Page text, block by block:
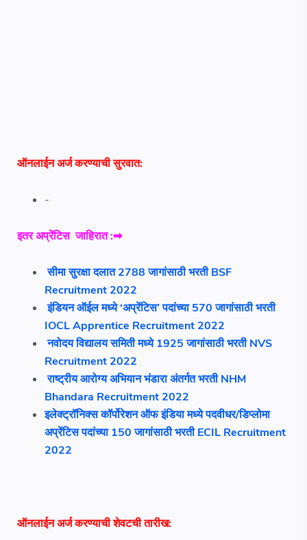
ऑनलाईन अर्ज करण्याची सुरवात:
-
इतरअप्रेंटिस जाहिरात :➡
सीमा सुरक्षा दलात 2788 जागांसाठी भरती BSF
Recruitment 2022
इंडियन ऑईल मध्ये ‘अप्रेंटिस’ पदांच्या 570 जागांसाठी भरती
IOCL Apprentice Recruitment 2022
नवोदय विद्यालय समिती मध्ये 1925 जागांसाठी भरती NVS
Recruitment 2022
राष्ट्रीय आरोग्य अभियान भंडारा अंतर्गत भरती NHM
Bhandara Recruitment 2022
इलेक्ट्रॉनिक्स कॉर्पोरेशन ऑफ इंडिया मध्ये पदवीधर/डिप्लोमा
अप्रेंटिस पदांच्या 150 जागांसाठी भरती ECIL Recruitment
2022
ऑनलाईन अर्ज करण्याची शेवटची तारीख: